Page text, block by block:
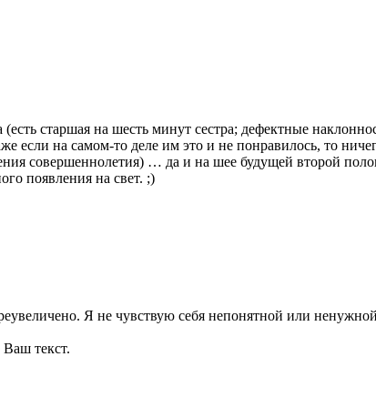
старшая на шесть минут сестра; дефектные
если на самом-то деле им это и не понравилось, то
совершеннолетия) … да и на шее будущей второй
появления на свет. ;)
Я не чувствую себя непонятной или
текст.